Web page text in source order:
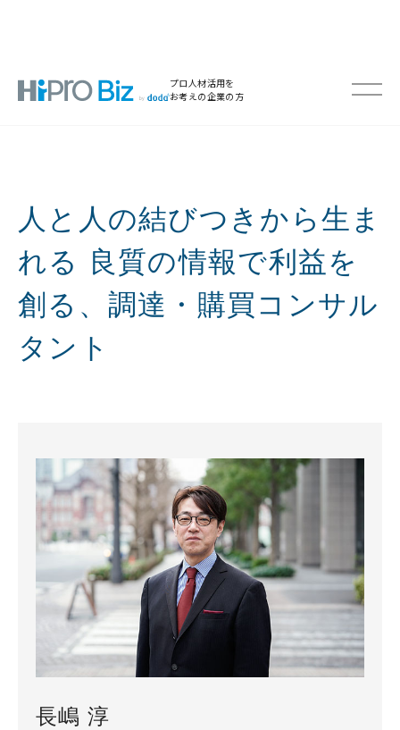
プロ人材活用を
お考えの企業の方
人と人の結びつきから生ま
れる 良質の情報で利益を
創る、調達・購買コンサル
タント
長嶋 淳